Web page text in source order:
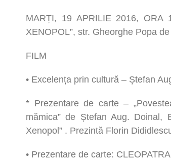
MARȚI, 19 APRILIE 2016, ORA
XENOPOL”, str. Gheorghe Popa
FILM
• Excelența prin cultură – Ștefan
* Prezentare de carte –
mămica” de Ștefan Aug. Doinal,
Xenopol” . Prezintă Florin
• Prezentare de carte: